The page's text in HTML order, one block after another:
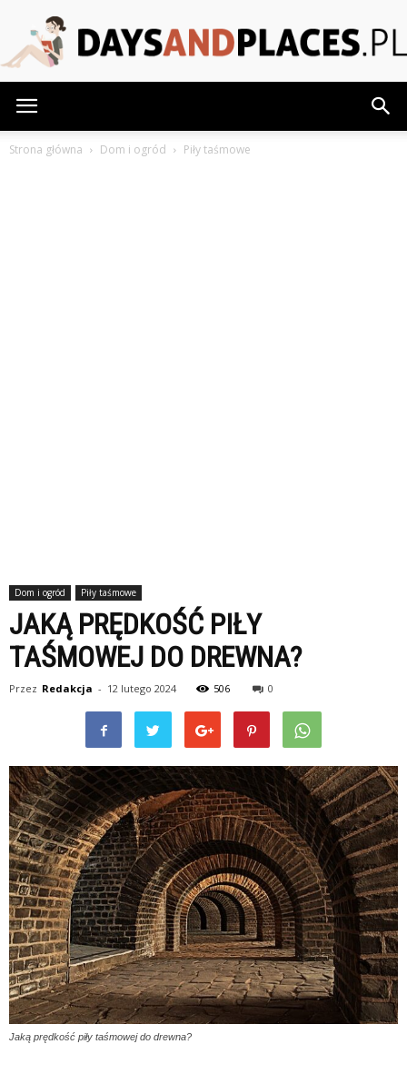
Strona główna Dom i ogród Piły taśmowe
Dom i ogród Piły taśmowe
JAKĄ PRĘDKOŚĆ PIŁY
TAŚMOWEJ DO DREWNA?
Przez Redakcja - 12 lutego 2024 506 0
Jaką prędkość piły taśmowej do drewna?